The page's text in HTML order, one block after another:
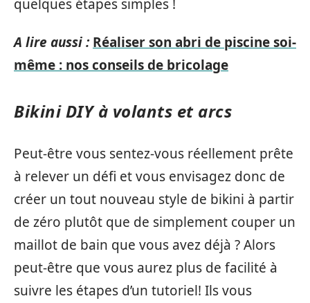
quelques étapes simples !
A lire aussi : Réaliser son abri de piscine soi-
même : nos conseils de bricolage
Bikini DIY à volants et arcs
Peut-être vous sentez-vous réellement prête
à relever un défi et vous envisagez donc de
créer un tout nouveau style de bikini à partir
de zéro plutôt que de simplement couper un
maillot de bain que vous avez déjà ? Alors
peut-être que vous aurez plus de facilité à
suivre les étapes d’un tutoriel! Ils vous